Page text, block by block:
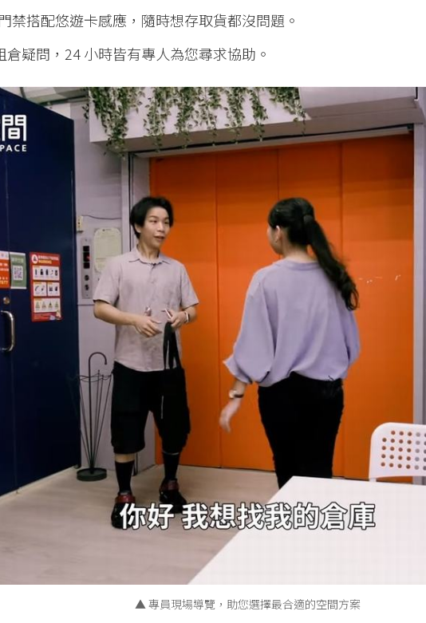
禁搭配悠遊卡感應，隨時想存取貨都沒問題。
倉疑問，24 小時皆有專人為您尋求協助。
▲ 專員現場導覽，助您選擇最合適的空間方案